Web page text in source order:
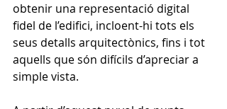
obtenir una representació digital
fidel de l’edifici, incloent-hi tots els
seus detalls arquitectònics, fins i tot
aquells que són difícils d’apreciar a
simple vista.